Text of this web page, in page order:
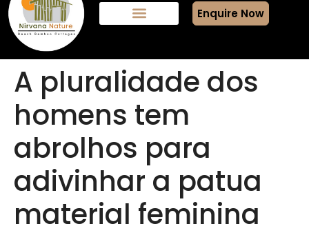
Enquire Now
A pluralidade dos
homens tem
abrolhos para
adivinhar a patua
material feminina